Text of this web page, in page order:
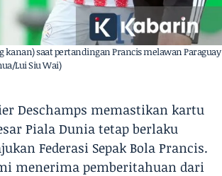
saat pertandingan Prancis melawan Paraguay
Lui Siu Wai)
Deschamps memastikan kartu
Piala Dunia tetap berlaku
Federasi Sepak Bola Prancis.
menerima pemberitahuan dari